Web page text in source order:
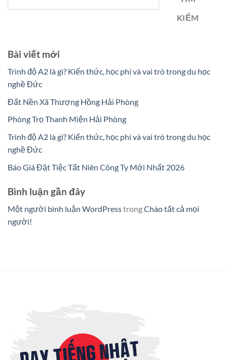
KIẾM
Bài viết mới
Trình độ A2 là gì? Kiến thức, học phí và vai trò trong du học
nghề Đức
Đất Nền Xã Thượng Hồng Hải Phòng
Phòng Trọ Thanh Miện Hải Phòng
Trình độ A2 là gì? Kiến thức, học phí và vai trò trong du học
nghề Đức
Báo Giá Đặt Tiệc Tất Niên Công Ty Mới Nhất 2026
Bình luận gần đây
Một người bình luận WordPresstrongChào tất cả mọi
người!